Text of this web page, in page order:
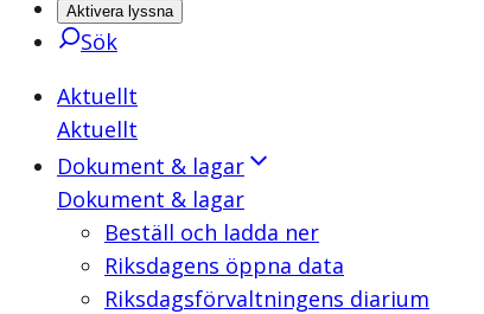
Aktivera lyssna
Sök
Aktuellt
Aktuellt
Dokument & lagar
Dokument & lagar
Beställ och ladda ner
Riksdagens öppna data
Riksdagsförvaltningens diarium